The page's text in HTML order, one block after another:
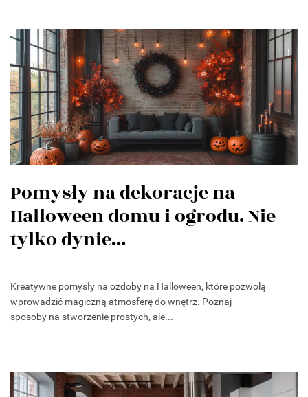
Pomysły na dekoracje na
Halloween domu i ogrodu. Nie
tylko dynie...
Kreatywne pomysły na ozdoby na Halloween, które pozwolą
wprowadzić magiczną atmosferę do wnętrz. Poznaj
sposoby na stworzenie prostych, ale...